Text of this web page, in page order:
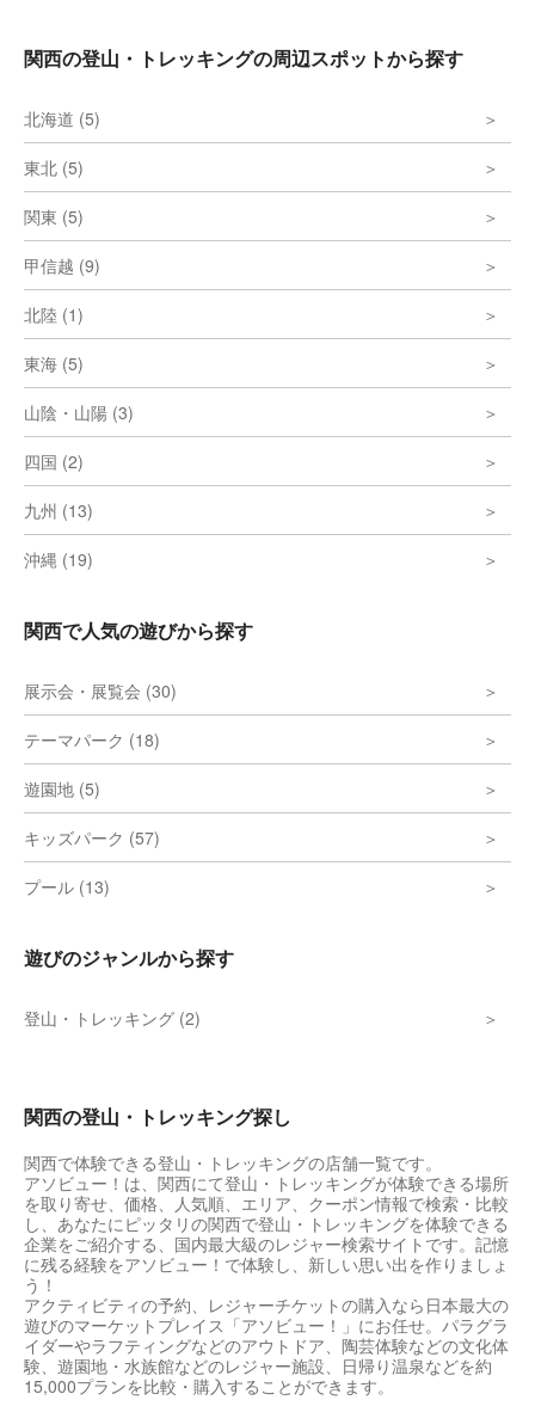
関西の登山・トレッキングの周辺スポットから探す
北海道 (5)
東北 (5)
関東 (5)
甲信越 (9)
北陸 (1)
東海 (5)
山陰・山陽 (3)
四国 (2)
九州 (13)
沖縄 (19)
関西で人気の遊びから探す
展示会・展覧会 (30)
テーマパーク (18)
遊園地 (5)
キッズパーク (57)
プール (13)
遊びのジャンルから探す
登山・トレッキング (2)
関西の登山・トレッキング探し
関西で体験できる登山・トレッキングの店舗一覧です。
アソビュー！は、関西にて登山・トレッキングが体験できる場所
を取り寄せ、価格、人気順、エリア、クーポン情報で検索・比較
し、あなたにピッタリの関西で登山・トレッキングを体験できる
企業をご紹介する、国内最大級のレジャー検索サイトです。記憶
に残る経験をアソビュー！で体験し、新しい思い出を作りましょ
う！
アクティビティの予約、レジャーチケットの購入なら日本最大の
遊びのマーケットプレイス「アソビュー！」にお任せ。パラグラ
イダーやラフティングなどのアウトドア、陶芸体験などの文化体
験、遊園地・水族館などのレジャー施設、日帰り温泉などを約
15,000プランを比較・購入することができます。